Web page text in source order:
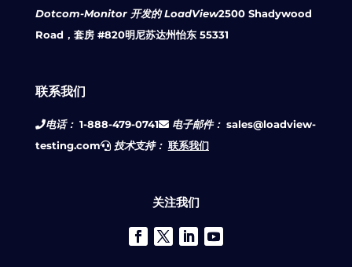
Dotcom-Monitor 开发的 LoadView2500 Shadywood
Road，套房 #820明尼苏达州怡东 55331
联系我们
电话： 1-888-479-0741 电子邮件： sales@loadview-
testing.com
技术支持： 联系我们
关注我们